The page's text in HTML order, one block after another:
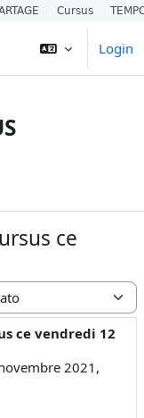
Login
ce
ce vendredi 12
2021,
Cursus